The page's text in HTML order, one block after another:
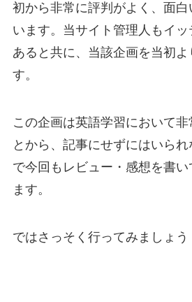
初から非常に評判がよく、面
います。当サイト管理人もイ
あると共に、当該企画を当初よ
す。
この企画は英語学習において
とから、記事にせずにはいら
で今回もレビュー・感想を書
ます。
ではさっそく行ってみましょう